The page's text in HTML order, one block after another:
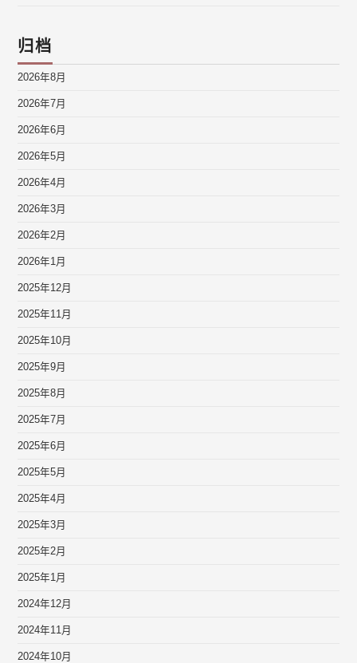
归档
2026年8月
2026年7月
2026年6月
2026年5月
2026年4月
2026年3月
2026年2月
2026年1月
2025年12月
2025年11月
2025年10月
2025年9月
2025年8月
2025年7月
2025年6月
2025年5月
2025年4月
2025年3月
2025年2月
2025年1月
2024年12月
2024年11月
2024年10月